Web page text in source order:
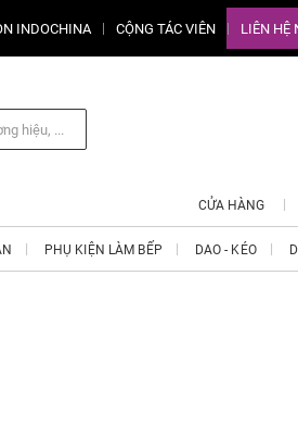
INDOCHINA CỘNG TÁC VIÊN LIÊN HỆ
CỬA HÀNG
PHỤ KIỆN LÀM BẾP DAO - KÉO